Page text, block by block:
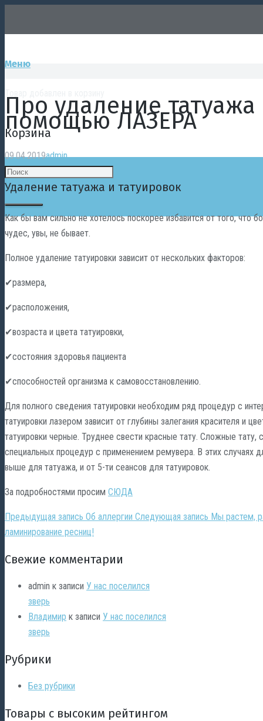
Меню
Корзина
Про удаление татуажа
помощью ЛАЗЕРА
09.04.2019admin
Удаление татуажа и татуировок
Как бы вам сильно не хотелось поскорее избавится от того, что
чудес, увы, не бывает.
Полное удаление татуировки зависит от нескольких факторов:
✔размера,
✔расположения,
✔возраста и цвета татуировки,
✔состояния здоровья пациента
✔способностей организма к самовосстановлению.
Для полного сведения татуировки необходим ряд процедур с
татуировки лазером зависит от глубины залегания красителя и
татуировки черные. Труднее свести красные тату. Сложные
специальных процедур с применением ремувера. В этих случаях
выше для татуажа, и от 5-ти сеансов для татуировок.
За подробностями просим СЮДА
Предыдущая запись Об аллергии Следующая запись Мы растем,
ламинирование ресниц!
Свежие комментарии
admin к записи У нас поселился
зверь
Владимир к записи У нас поселился
зверь
Рубрики
Без рубрики
Товары с высоким рейтингом